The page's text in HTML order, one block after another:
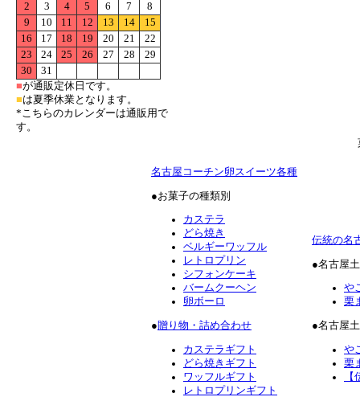
2
3 4 5 6 7
8
9
10 11 12 13 14
15
16
17 18 19 20 21
22
23
24 25 26 27 28
29
30
31
■が通販定休日です。
■は夏季休業となります。
*こちらのカレンダーは通販用で
す。
名古屋コーチン卵スイーツ各種
●お菓子の種類別
カステラ
どら焼き
ベルギーワッフル
レトロプリン
シフォンケーキ
バームクーヘン
卵ボーロ
●贈り物・詰め合わせ
カステラギフト
どら焼きギフト
ワッフルギフト
レトロプリンギフト
伝統の名
●名古屋
や
栗
●名古屋
や
栗